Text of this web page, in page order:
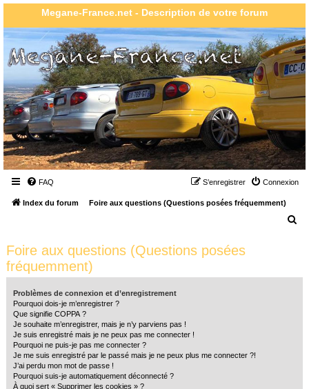
Megane-France.net - Description de votre forum
FAQ Connexion
S’enregistrer
Index du forum
Foire aux questions (Questions posées fréquemment)
Foire aux questions (Questions posées
fréquemment)
Problèmes de connexion et d’enregistrement
Pourquoi dois-je m’enregistrer ?
Que signifie COPPA ?
Je souhaite m’enregistrer, mais je n’y parviens pas !
Je suis enregistré mais je ne peux pas me connecter !
Pourquoi ne puis-je pas me connecter ?
Je me suis enregistré par le passé mais je ne peux plus me connecter ?!
J’ai perdu mon mot de passe !
Pourquoi suis-je automatiquement déconnecté ?
À quoi sert « Supprimer les cookies » ?